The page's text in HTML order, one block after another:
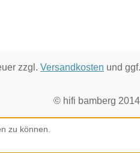
zzgl. Versandkosten und
© hifi bamberg
zu können.